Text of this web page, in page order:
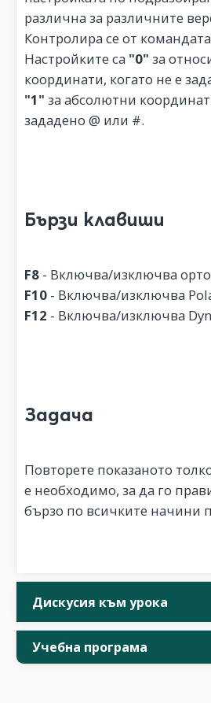
различна за различните
Контролира се от командата
Настройките са "0" за
координати, когато не е
"1" за абсолютни
зададено @ или #.
Бързи клавиши
F8 - Включва/изключва
F10 - Включва/изключва
F12 - Включва/изключва
Задача
Повторете показаното
е необходимо, за да го
бързо по всичките начини
Дискусия към урока
Учебна програма